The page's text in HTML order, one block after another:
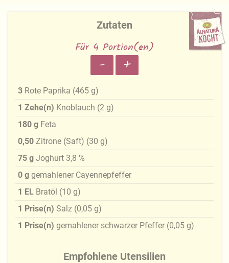
Zutaten
Für 4 Portion(en)
- +
3 Rote Paprika (465 g)
1 Zehe(n) Knoblauch (2 g)
180 g Feta
0,50 Zitrone (Saft) (30 g)
75 g Joghurt 3,8 %
0 g gemahlener Cayennepfeffer
1 EL Bratöl (10 g)
1 Prise(n) Salz (0,05 g)
1 Prise(n) gemahlener schwarzer Pfeffer (0,05 g)
Empfohlene Utensilien